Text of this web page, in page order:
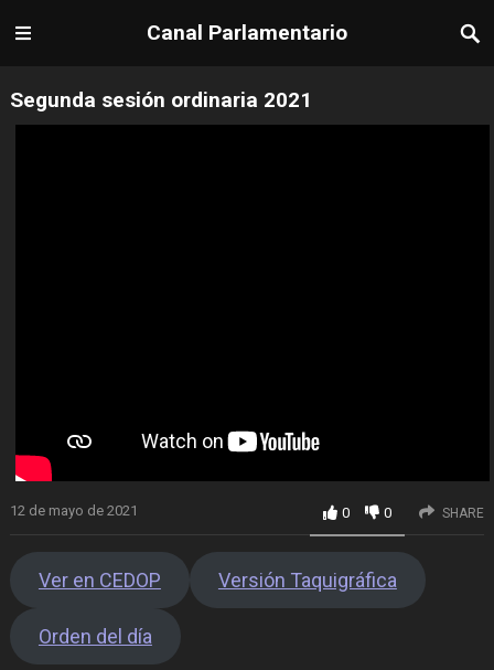
Canal Parlamentario
Segunda sesión ordinaria 2021
12 de mayo de 2021 0 0 SHARE
Ver en CEDOP Versión Taquigráfica
Orden del día